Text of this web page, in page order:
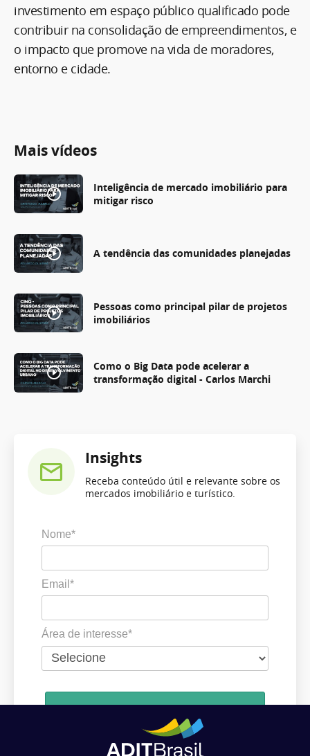
investimento em espaço público qualificado pode
contribuir na consolidação de empreendimentos, e
o impacto que promove na vida de moradores,
entorno e cidade.
Mais vídeos
Inteligência de mercado imobiliário para
mitigar risco
A tendência das comunidades planejadas
Pessoas como principal pilar de projetos
imobiliários
Como o Big Data pode acelerar a
transformação digital - Carlos Marchi
Insights
Receba conteúdo útil e relevante sobre os
mercados imobiliário e turístico.
Nome*
Email*
Área de interesse*
Ao se cadastrar, você concorda em receber comunicações da ADIT